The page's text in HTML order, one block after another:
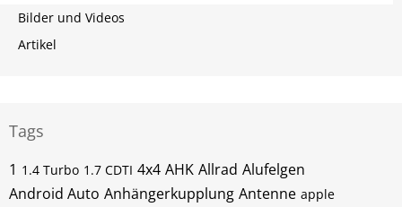
Bilder und Videos
Artikel
Tags
1 1.4 Turbo 1.7 CDTI 4x4 AHK Allrad Alufelgen
Android Auto Anhängerkupplung Antenne apple